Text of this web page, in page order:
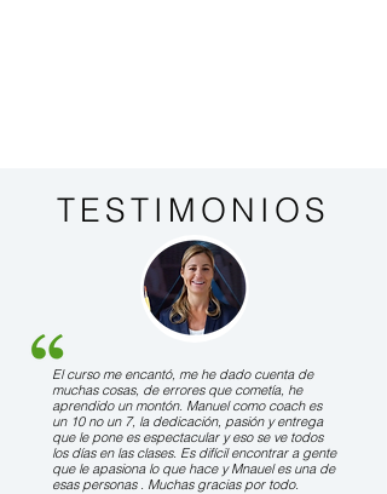
TESTIMONIOS
El curso me encantó, me he dado cuenta de
muchas cosas, de errores que cometía, he
aprendido un montón. Manuel como coach es
un 10 no un 7, la dedicación, pasión y entrega
que le pone es espectacular y eso se ve todos
los días en las clases. Es difícil encontrar a gente
que le apasiona lo que hace y Mnauel es una de
esas personas . Muchas gracias por todo.